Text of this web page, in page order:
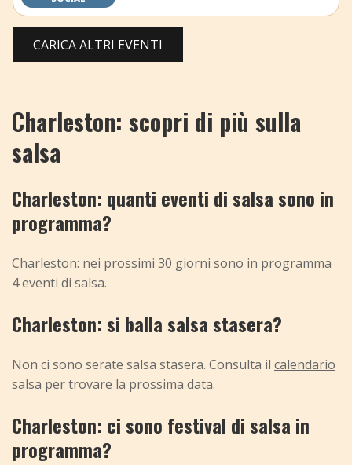
CARICA ALTRI EVENTI
Charleston: scopri di più sulla
salsa
Charleston: quanti eventi di salsa sono in
programma?
Charleston: nei prossimi 30 giorni sono in programma
4 eventi di salsa.
Charleston: si balla salsa stasera?
Non ci sono serate salsa stasera. Consulta il calendario
salsa per trovare la prossima data.
Charleston: ci sono festival di salsa in
programma?